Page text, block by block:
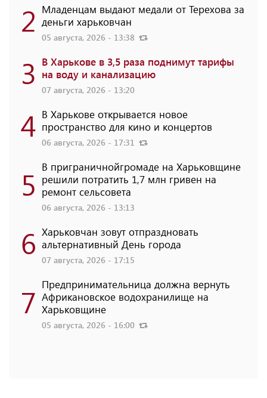
2 Младенцам выдают медали от Терехова за
деньги харьковчан
05 августа, 2026 - 13:38
3 В Харькове в 3,5 раза поднимут тарифы
на воду и канализацию
07 августа, 2026 - 13:20
4 В Харькове открывается новое
пространство для кино и концертов
06 августа, 2026 - 17:31
5 В приграничнойгромаде на Харьковщине
решили потратить 1,7 млн ​​гривен на
ремонт сельсовета
06 августа, 2026 - 13:13
6 Харьковчан зовут отпраздновать
альтернативный День города
07 августа, 2026 - 17:15
7 Предпринимательница должна вернуть
Африкановское водохранилище на
Харьковщине
05 августа, 2026 - 16:00